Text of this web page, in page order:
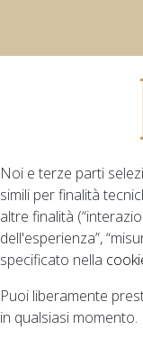
Noi e terze parti
simili per finalità
altre finalità
dell'esperienza”,
specificato nella
Puoi liberamente
in qualsiasi momento.